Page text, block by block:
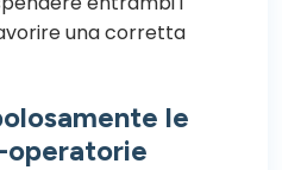
una corretta
le
operatorie